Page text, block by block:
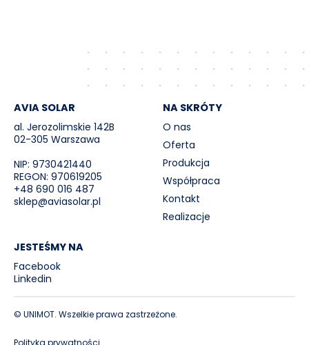
AVIA SOLAR
al. Jerozolimskie 142B
02-305 Warszawa
NIP: 9730421440
REGON: 970619205
+48 690 016 487
sklep@aviasolar.pl
NA SKRÓTY
O nas
Oferta
Produkcja
Współpraca
Kontakt
Realizacje
JESTEŚMY NA
Facebook
Linkedin
© UNIMOT. Wszelkie prawa zastrzeżone.